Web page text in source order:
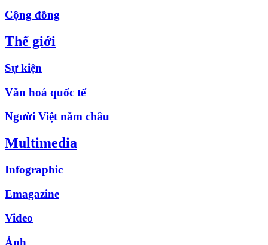
Cộng đồng
Thế giới
Sự kiện
Văn hoá quốc tế
Người Việt năm châu
Multimedia
Infographic
Emagazine
Video
Ảnh